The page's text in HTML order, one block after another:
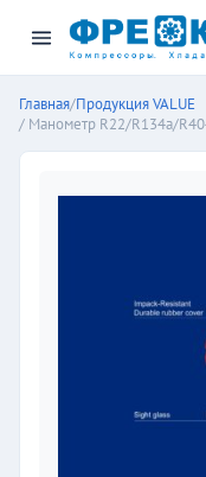
Главная/Продукция VALUE
/ Манометр R22/R134a/